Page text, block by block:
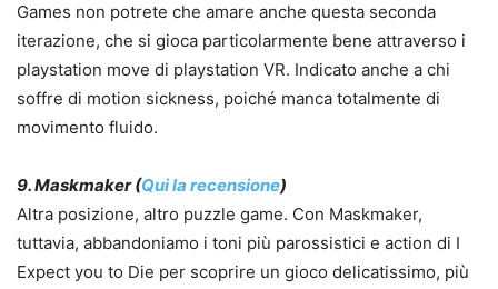
Games non potrete che amare anche questa seconda
iterazione, che si gioca particolarmente bene attraverso i
playstation move di playstation VR. Indicato anche a chi
soffre di motion sickness, poiché manca totalmente di
movimento fluido.
9. Maskmaker (Qui la recensione)
Altra posizione, altro puzzle game. Con Maskmaker,
tuttavia, abbandoniamo i toni più parossistici e action di I
Expect you to Die per scoprire un gioco delicatissimo, più